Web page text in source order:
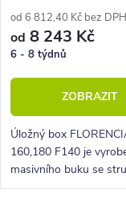
od 6 812,40 Kč bez DPH
od 8 243 Kč
6 - 8 týdnů
ZOBRAZIT
Úložný box
160,180 F140 je
masivního buku se
dřeva moderního